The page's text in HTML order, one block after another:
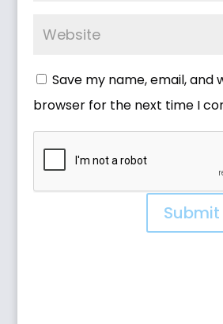
Save my name, email, and
browser for the next time I